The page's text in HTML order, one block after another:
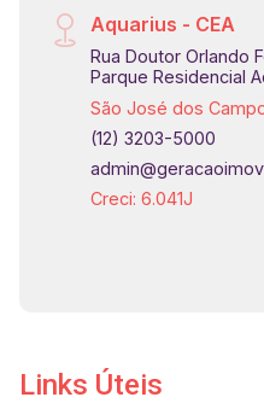
Aquarius - CEA
Rua Doutor Orlando
Parque Residencial
São José dos
(12) 3203-5000
Creci: 6.041J
Links Úteis